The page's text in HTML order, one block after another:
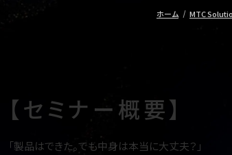
ホーム MTC
【セミナー概要】
「製品はできた。でも中身は本当に大丈夫？」